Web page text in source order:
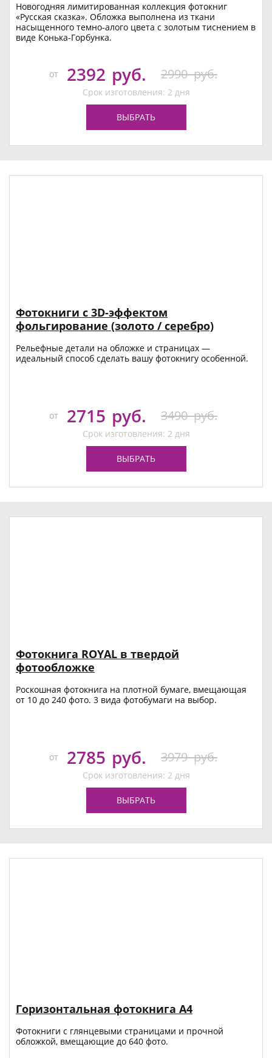
Новогодняя лимитированная коллекция фотокниг
«Русская сказка». Обложка выполнена из ткани
насыщенного темно-алого цвета с золотым тиснением в
виде Конька-Горбунка.
от 2392 руб. 2990 руб.
Срок изготовления: 2 дня
ВЫБРАТЬ
Фотокниги с 3D-эффектом
фольгирование (золото / серебро)
Рельефные детали на обложке и страницах —
идеальный способ сделать вашу фотокнигу особенной.
от 2715 руб. 3490 руб.
Срок изготовления: 2 дня
ВЫБРАТЬ
Фотокнига ROYAL в твердой
фотообложке
Роскошная фотокнига на плотной бумаге, вмещающая
от 10 до 240 фото. 3 вида фотобумаги на выбор.
от 2785 руб. 3979 руб.
Срок изготовления: 2 дня
ВЫБРАТЬ
Горизонтальная фотокнига А4
Фотокниги с глянцевыми страницами и прочной
обложкой, вмещающие до 640 фото.